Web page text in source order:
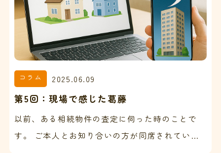
コラム 2025.06.09
第5回：現場で感じた葛藤
以前、ある相続物件の査定に伺った時のことで
す。 ご本人とお知り合いの方が同席されてい